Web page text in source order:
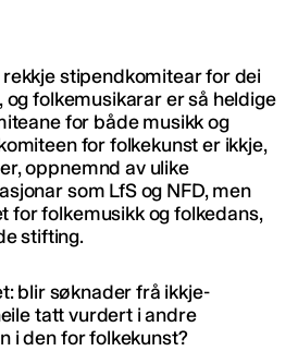
stipendkomitear for dei
og folkemusikarar er så heldige
for både musikk og
for folkekunst er ikkje,
oppnemnd av ulike
som LfS og NFD, men
for folkemusikk og folkedans,
stifting.
blir søknader frå ikkje-
tatt vurdert i andre
i den for folkekunst?